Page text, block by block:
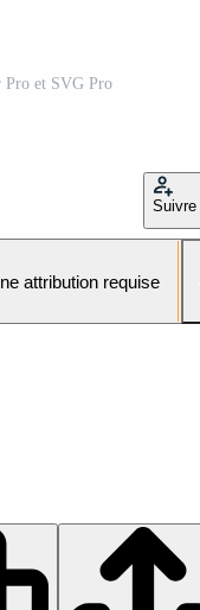
Pro et SVG Pro
Suivre
attribution requise